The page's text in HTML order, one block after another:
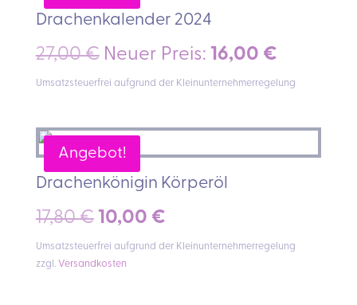
Drachenkalender 2024
27,00€ Ursprünglicher
Preis
27,00 €
Neuer Preis: 16,00 €Aktueller
Preis
16,00 €.
Umsatzsteuerfrei aufgrund der Kleinunternehmerregelung
Angebot!
Drachenkönigin Körperöl
17,80€ Ursprünglicher
Preis
10,00 €Aktueller
Preis
Umsatzsteuerfrei aufgrund der Kleinunternehmerregelung
zzgl. Versandkosten